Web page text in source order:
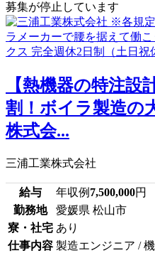
募集が停止しています
【熱機器の特注設
割！ボイラ製造の
株式会...
三浦工業株式会社
給与 年収例 7,500,000円
勤務地
愛媛県 松山市
寮・社宅 あり
仕事内容 製造エンジニア /